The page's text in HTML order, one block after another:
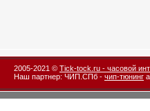
2005-2021 © Tick-tock.ru - часовой
Наш партнер: ЧИП.СПб - чип-тюнинг